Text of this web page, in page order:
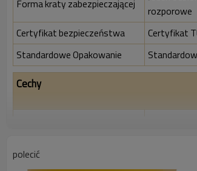
Forma kraty zabezpieczającej
rozporowe
Certyfikat bezpieczeństwa
Certyfikat
Standardowe Opakowanie
Cechy
polecić